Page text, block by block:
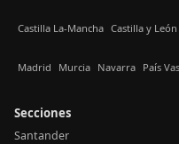
Castilla La-Mancha Castilla y León
Madrid Murcia Navarra País
Secciones
Santander